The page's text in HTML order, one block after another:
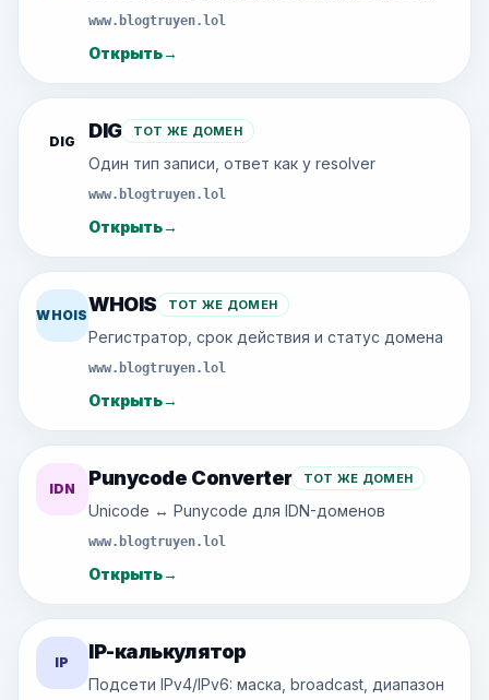
www.blogtruyen.lol
Открыть→
DIG DIG ТОТ ЖЕ ДОМЕН
Один тип записи, ответ как у resolver
www.blogtruyen.lol
Открыть→
WHOISWHOIS ТОТ ЖЕ ДОМЕН
Регистратор, срок действия и статус домена
www.blogtruyen.lol
Открыть→
IDN Punycode Converter ТОТ ЖЕ ДОМЕН
Unicode ↔ Punycode для IDN-доменов
www.blogtruyen.lol
Открыть→
IP IP-калькулятор
Подсети IPv4/IPv6: маска, broadcast, диапазон